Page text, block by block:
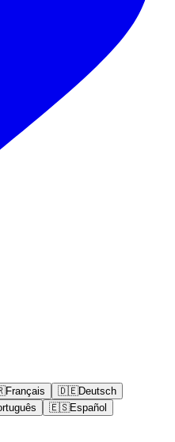
Français 🇩🇪Deutsch
🇪🇸Español